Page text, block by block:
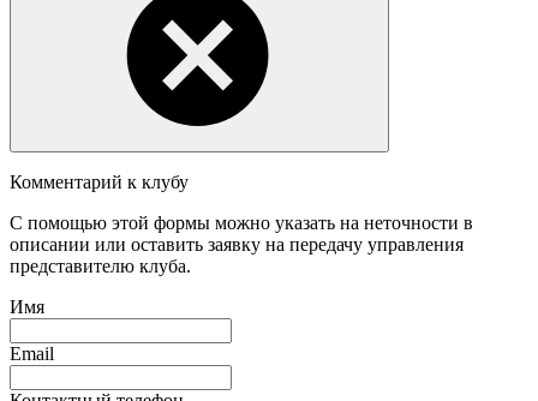
Комментарий к клубу
С помощью этой формы можно указать на неточности в
описании или оставить заявку на передачу управления
представителю клуба.
Имя
Email